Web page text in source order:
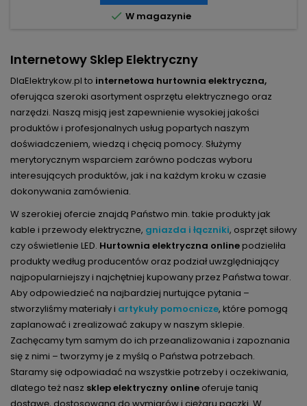
 W magazynie
Internetowy Sklep Elektryczny
DlaElektrykow.pl to internetowa hurtownia elektryczna,
oferująca szeroki asortyment osprzętu elektrycznego oraz
narzędzi. Naszą misją jest zapewnienie wysokiej jakości
produktów i profesjonalnych usług popartych naszym
doświadczeniem, wiedzą i chęcią pomocy. Służymy
merytorycznym wsparciem zarówno podczas wyboru
interesujących produktów, jak i na każdym kroku w czasie
dokonywania zamówienia.
W szerokiej ofercie znajdą Państwo min. takie produkty jak
kable i przewody elektryczne, gniazda i łączniki, osprzęt siłowy
czy oświetlenie LED. Hurtownia elektryczna onlinepodzieliła
produkty według producentów oraz podział uwzględniający
najpopularniejszy i najchętniej kupowany przez Państwa towar.
Aby odpowiedzieć na najbardziej nurtujące pytania –
stworzyliśmy materiały i artykuły pomocnicze, które pomogą
zaplanować i zrealizować zakupy w naszym sklepie.
Zachęcamy tym samym do ich przeanalizowania i zapoznania
się z nimi – tworzymy je z myślą o Państwa potrzebach.
Staramy się odpowiadać na wszystkie potrzeby i oczekiwania,
dlatego też nasz sklep elektryczny online oferuje tanią